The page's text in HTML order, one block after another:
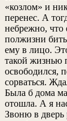
«козлом» и
перенес. А
небрежно,
полжизни
ему в лицо.
такой жизнью
освободился,
сорваться.
Была б дома
отошла. А я
Звоню в дверь